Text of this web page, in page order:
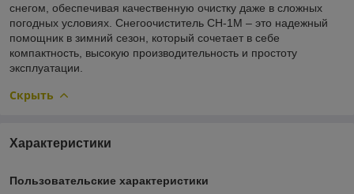
снегом, обеспечивая качественную очистку даже в сложных
погодных условиях. Снегоочиститель СН-1М – это надежный
помощник в зимний сезон, который сочетает в себе
компактность, высокую производительность и простоту
эксплуатации.
Скрыть
Характеристики
Пользовательские характеристики